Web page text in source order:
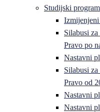
Studijski
Izmijenjeni
Silabusi
Pravo po
Nastavni
Silabusi
Pravo od
Nastavni
Nastavni